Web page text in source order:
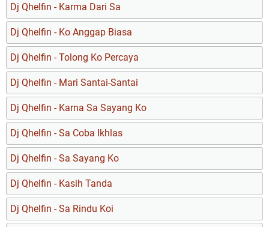
Dj Qhelfin - Karma Dari Sa
Dj Qhelfin - Ko Anggap Biasa
Dj Qhelfin - Tolong Ko Percaya
Dj Qhelfin - Mari Santai-Santai
Dj Qhelfin - Karna Sa Sayang Ko
Dj Qhelfin - Sa Coba Ikhlas
Dj Qhelfin - Sa Sayang Ko
Dj Qhelfin - Kasih Tanda
Dj Qhelfin - Sa Rindu Koi